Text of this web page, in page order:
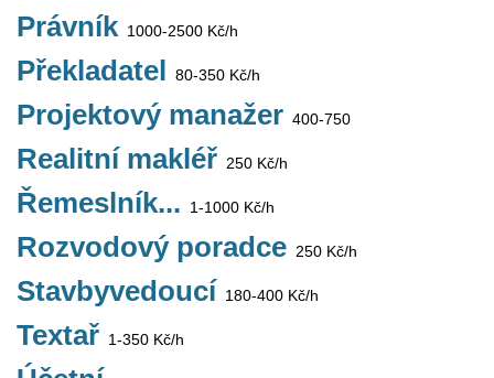
Právník 1000-2500 Kč/h
Překladatel 80-350 Kč/h
Projektový manažer 400-750
Realitní makléř 250 Kč/h
Řemeslník... 1-1000 Kč/h
Rozvodový poradce 250 Kč/h
Stavbyvedoucí 180-400 Kč/h
Textař 1-350 Kč/h